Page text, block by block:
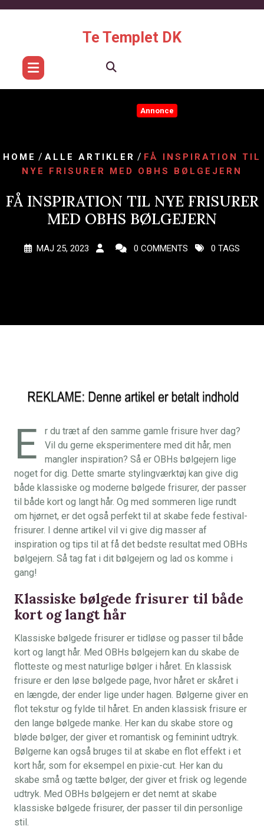
Te Templet DK
Annonce
HOME / ALLE ARTIKLER / FÅ INSPIRATION TIL
NYE FRISURER MED OBHS BØLGEJERN
FÅ INSPIRATION TIL NYE FRISURER
MED OBHS BØLGEJERN
MAJ 25, 2023 0 COMMENTS 0 TAGS
E
r du træt af den samme gamle frisure hver dag?
Vil du gerne eksperimentere med dit hår, men
mangler inspiration? Så er OBHs bølgejern lige
noget for dig. Dette smarte stylingværktøj kan give dig
både klassiske og moderne bølgede frisurer, der passer
til både kort og langt hår. Og med sommeren lige rundt
om hjørnet, er det også perfekt til at skabe fede festival-
frisurer. I denne artikel vil vi give dig masser af
inspiration og tips til at få det bedste resultat med OBHs
bølgejern. Så tag fat i dit bølgejern og lad os komme i
gang!
Klassiske bølgede frisurer til både
kort og langt hår
Klassiske bølgede frisurer er tidløse og passer til både
kort og langt hår. Med OBHs bølgejern kan du skabe de
flotteste og mest naturlige bølger i håret. En klassisk
frisure er den løse bølgede page, hvor håret er skåret i
en længde, der ender lige under hagen. Bølgerne giver en
flot tekstur og fylde til håret. En anden klassisk frisure er
den lange bølgede manke. Her kan du skabe store og
bløde bølger, der giver et romantisk og feminint udtryk.
Bølgerne kan også bruges til at skabe en flot effekt i et
kort hår, som for eksempel en pixie-cut. Her kan du
skabe små og tætte bølger, der giver et frisk og legende
udtryk. Med OBHs bølgejern er det nemt at skabe
klassiske bølgede frisurer, der passer til din personlige
stil.